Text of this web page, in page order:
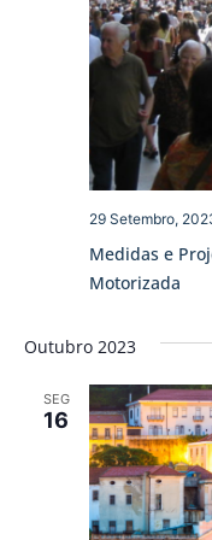
Medidas e
Motorizada
29 Setembro,
Outubro 2023
SEG
16